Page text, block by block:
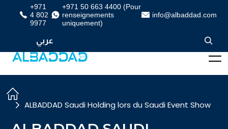
+971
4 802
9977
+971 50 663 4400 (Pour
renseignements
uniquement)
info@albaddad.com
عربي
ALBADDAD Saudi Holding lors du Saudi Event Show